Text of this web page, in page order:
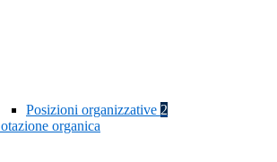
Posizioni organizzative 2
organica